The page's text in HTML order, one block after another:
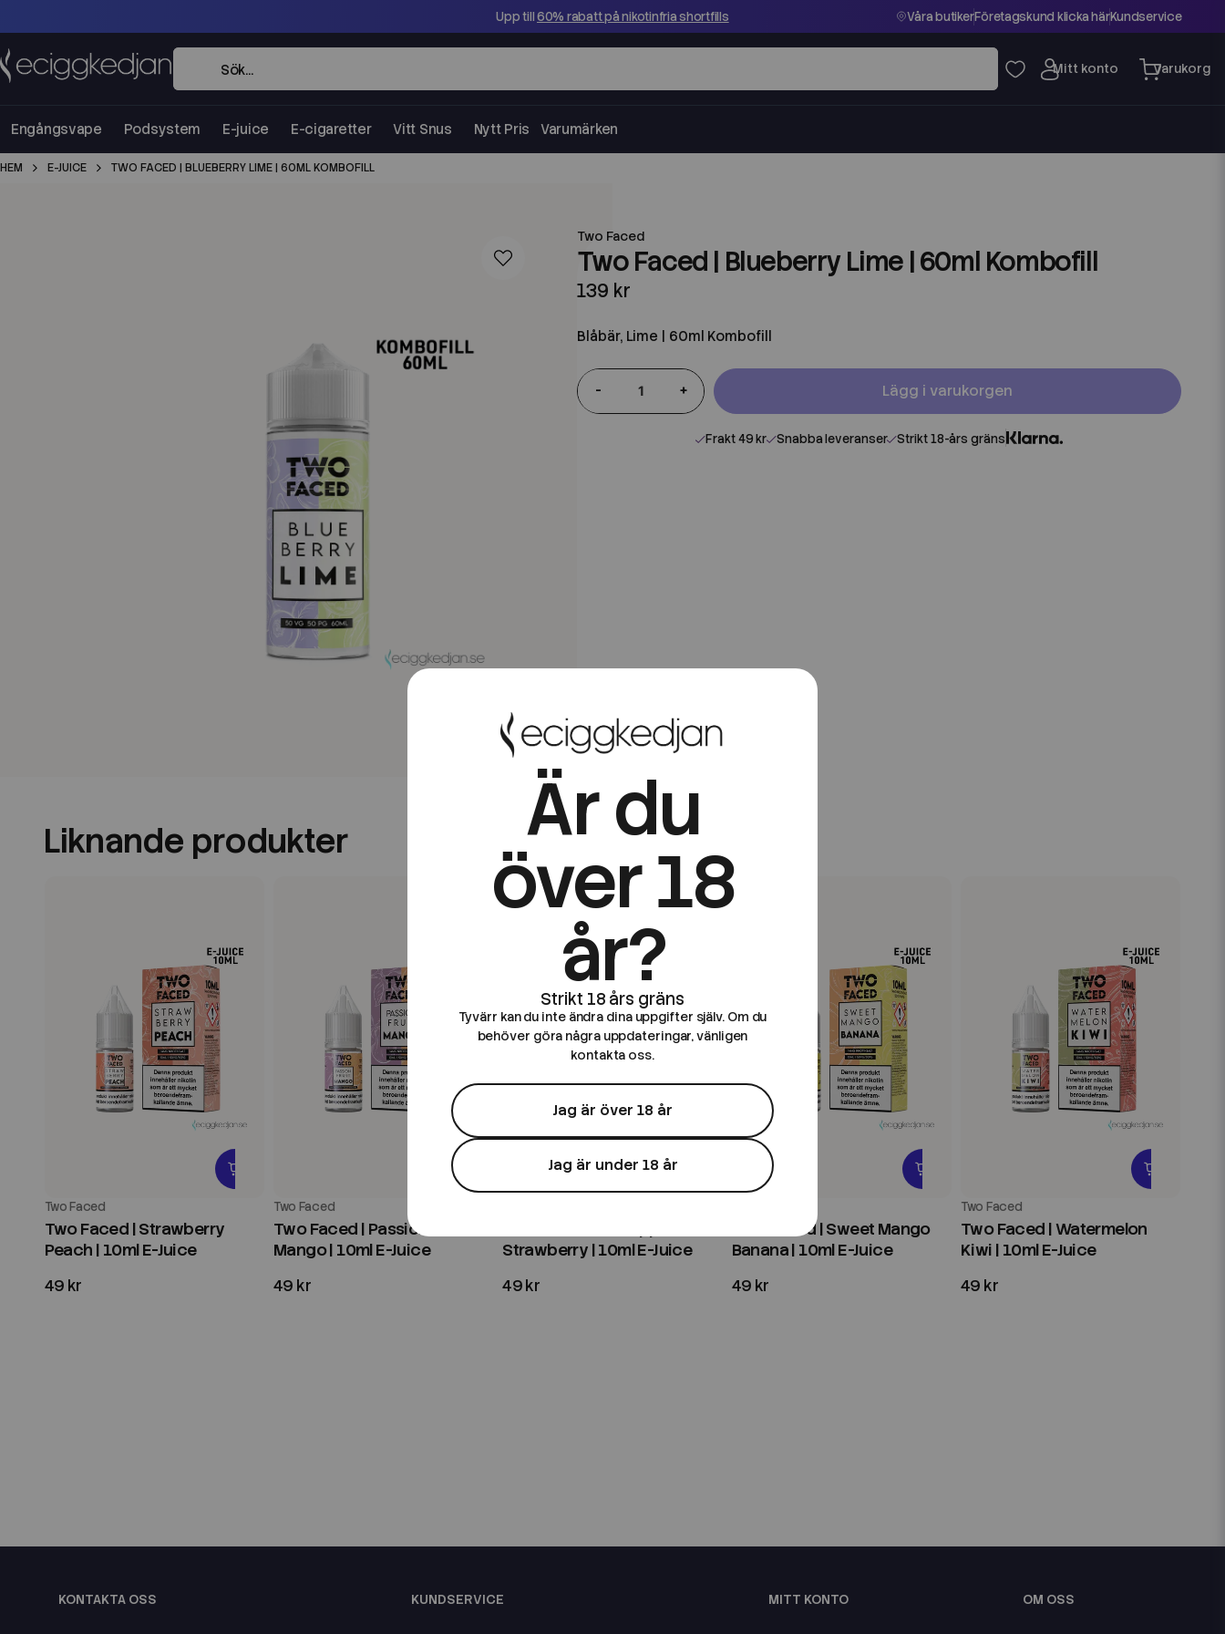
Upp till60% rabatt på nikotinfria shortfills Våra butikerFöretagskund klicka härKundservice
Engångsvape Podsystem E-juice E-cigaretter Vitt Snus Nytt Pris Varumärken
HEM E-JUICE TWO FACED | BLUEBERRY LIME | 60ML KOMBOFILL
Two Faced
Two Faced | Blueberry Lime | 60ml Kombofill
139 kr
Blåbär, Lime | 60ml Kombofill
- + Lägg i varukorgen
Frakt 49 kr Snabba leveranser Strikt 18-års gräns
Liknande produkter
Two Faced
Two Faced | Strawberry
Peach | 10ml E-Juice
49 kr
Two Faced
Two Faced | Passion Fruit
Mango | 10ml E-Juice
49 kr
Strawberry | 10ml E-Juice
49 kr
Two Faced | Sweet Mango
Banana | 10ml E-Juice
49 kr
Two Faced
Two Faced | Watermelon
Kiwi | 10ml E-Juice
49 kr
Är du
över 18
år?
Tyvärr kan du inte ändra dina uppgifter själv. Om du
behöver göra några uppdateringar, vänligen
kontakta oss.
Jag är över 18 år
Jag är under 18 år
KONTAKTA OSS KUNDSERVICE MITT KONTO OM OSS